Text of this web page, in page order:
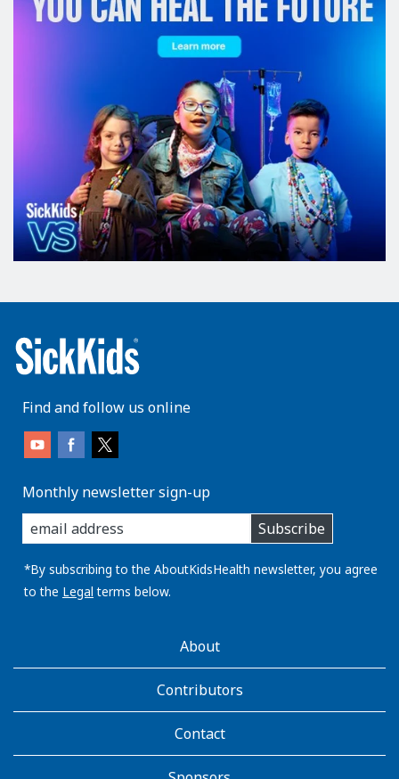
Find and follow us online
Monthly newsletter sign-up
enter
you
email
address:
Subscribe
*By subscribing to the AboutKidsHealth newsletter, you agree
to the Legal terms below.
AboutKidsHealthAbout
Contributors
Contact